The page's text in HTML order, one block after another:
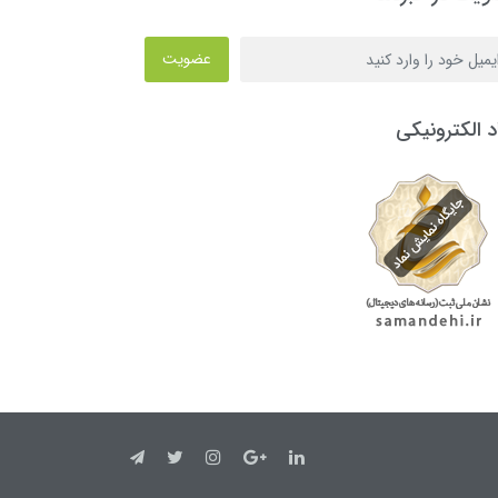
عضویت
الکترونیکی